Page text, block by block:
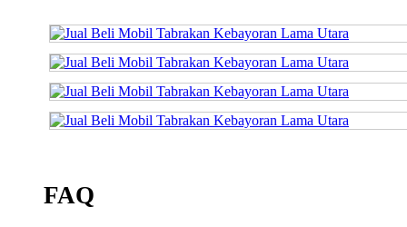
FAQ